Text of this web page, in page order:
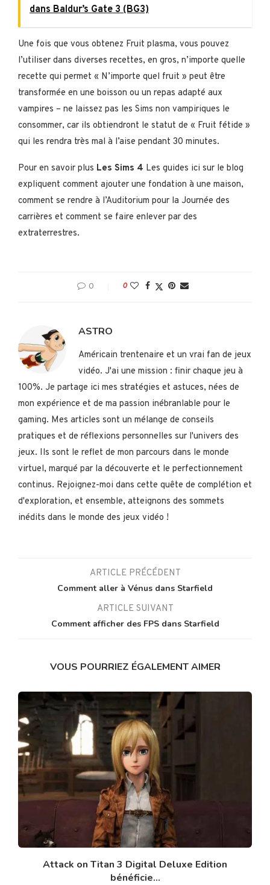
dans Baldur’s Gate 3 (BG3)
Une fois que vous obtenez Fruit plasma, vous pouvez
l’utiliser dans diverses recettes, en gros, n’importe quelle
recette qui permet « N’importe quel fruit » peut être
transformée en une boisson ou un repas adapté aux
vampires – ne laissez pas les Sims non vampiriques le
consommer, car ils obtiendront le statut de « Fruit fétide »
qui les rendra très mal à l’aise pendant 30 minutes.
Pour en savoir plus Les Sims 4 Les guides ici sur le blog
expliquent comment ajouter une fondation à une maison,
comment se rendre à l’Auditorium pour la Journée des
carrières et comment se faire enlever par des
extraterrestres.
0 0
ASTRO
Américain trentenaire et un vrai fan de jeux
vidéo. J'ai une mission : finir chaque jeu à
100%. Je partage ici mes stratégies et astuces, nées de
mon expérience et de ma passion inébranlable pour le
gaming. Mes articles sont un mélange de conseils
pratiques et de réflexions personnelles sur l'univers des
jeux. Ils sont le reflet de mon parcours dans le monde
virtuel, marqué par la découverte et le perfectionnement
continus. Rejoignez-moi dans cette quête de complétion et
d'exploration, et ensemble, atteignons des sommets
inédits dans le monde des jeux vidéo !
ARTICLE PRÉCÉDENT
Comment aller à Vénus dans Starfield
ARTICLE SUIVANT
Comment afficher des FPS dans Starfield
VOUS POURRIEZ ÉGALEMENT AIMER
Attack on Titan 3 Digital Deluxe Edition
bénéficie...